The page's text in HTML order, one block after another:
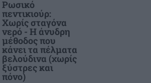
Ρωσικό
πεντικιούρ:
Χωρίς σταγόνα
νερό - Η άνυδρη
μέθοδος που
κάνει τα πέλματα
βελούδινα (χωρίς
ξύστρες και
πόνο)